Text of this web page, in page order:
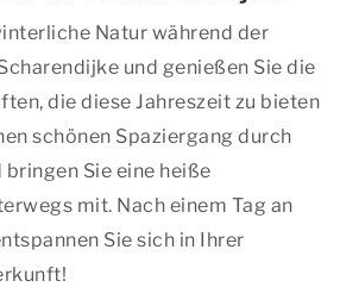
Natur während der
und genießen Sie die
die diese Jahreszeit zu bieten
schönen Spaziergang durch
Sie eine heiße
mit. Nach einem Tag an
Sie sich in Ihrer